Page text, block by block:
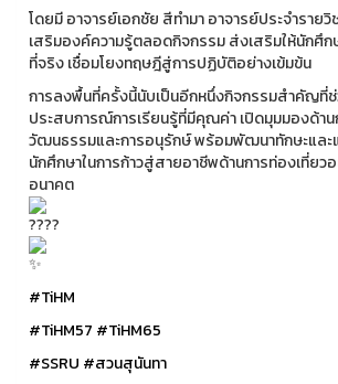
โดยมี อาจารย์เอกชัย สีทำมา อาจารย์ประจำรายวิ
เสริมองค์ความรู้ตลอดกิจกรรม ส่งเสริมให้นักศึก
ที่จริง เชื่อมโยงทฤษฎีสู่การปฏิบัติอย่างเข้มข้น
การลงพื้นที่ครั้งนี้นับเป็นอีกหนึ่งกิจกรรมสำคัญที่
ประสบการณ์การเรียนรู้ที่มีคุณค่า เปิดมุมมองด้าน
วัฒนธรรมและการอนุรักษ์ พร้อมพัฒนาทักษะและ
นักศึกษาในการก้าวสู่สายอาชีพด้านการท่องเที่ยว
อนาคต
#TiHM
#TiHM57 #TiHM65
#SSRU #สวนสุนันทา